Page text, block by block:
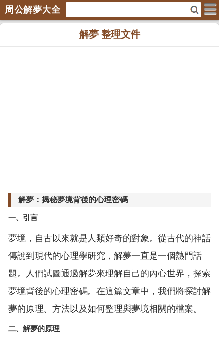
周公解夢大全
解夢 整理文件
解夢：揭秘夢境背後的心理密碼
一、引言
夢境，自古以來就是人類好奇的對象。從古代的神話
傳說到現代的心理學研究，解夢一直是一個熱門話
題。人們試圖通過解夢來理解自己的內心世界，探索
夢境背後的心理密碼。在這篇文章中，我們將探討解
夢的原理、方法以及如何整理與夢境相關的檔案。
二、解夢的原理